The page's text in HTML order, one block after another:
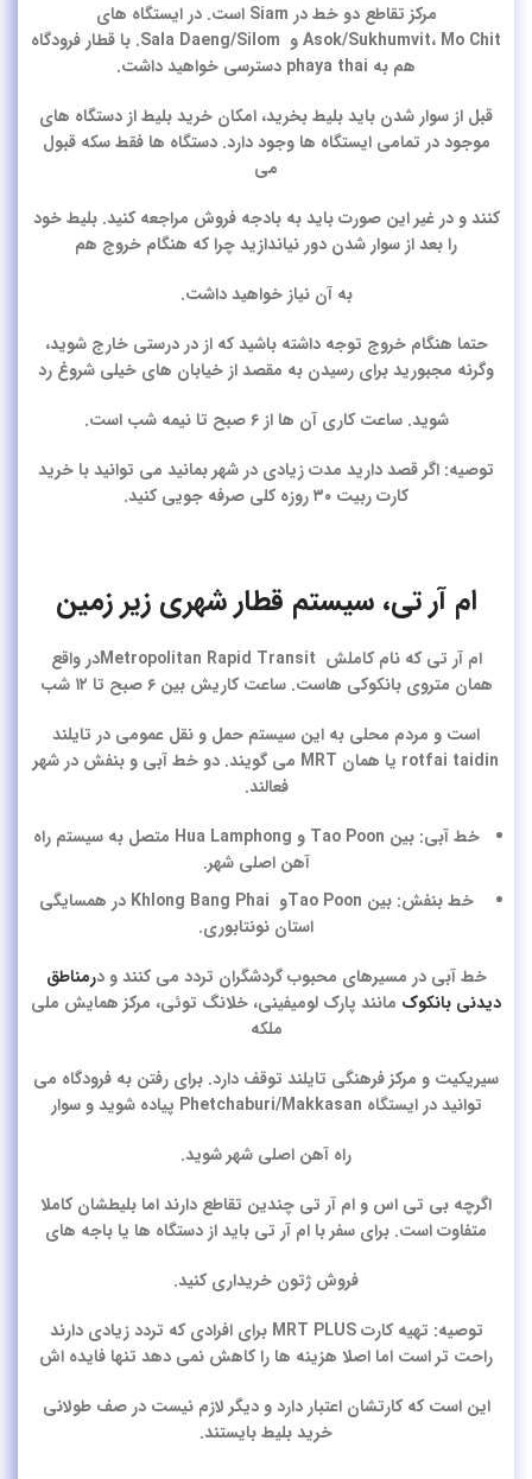
مرکز تقاطع دو خط در Siam‌ است. در ایستگاه های
Asok/Sukhumvit، Mo Chit و Sala Daeng/Silom. با قطار فرودگاه
هم به phaya thai‌ دسترسی خواهید داشت.
قبل از سوار شدن باید بلیط بخرید، امکان خرید بلیط از دستگاه های
موجود در تمامی ایستگاه ها وجود دارد. دستگاه ها فقط سکه قبول
می
کنند و در غیر این صورت باید به بادجه فروش مراجعه کنید.بلیط خود
را بعد از سوار شدن دور نیاندازیدچرا که هنگام خروج هم
به آن نیاز خواهید داشت.
حتما هنگام خروج توجه داشته باشید که از در درستی خارج شوید،
وگرنه مجبورید برای رسیدن به مقصد از خیابان های خیلی شروغ رد
شوید. ساعت کاری آن ها از ۶ صبح تا نیمه شب است.
توصیه: اگر قصد دارید مدت زیادی در شهر بمانید می توانید با خرید
کارت ربیت ۳۰ روزه کلی صرفه جویی کنید.
ام آر تی، سیستم قطار شهری زیر زمین
ام آر تی که نام کاملش Metropolitan Rapid Transitدر واقع
همان متروی بانکوکی هاست. ساعت کاریش بین ۶ صبح تا ۱۲ شب
است و مردم محلی به این سیستم حمل و نقل عمومی در تایلند
rotfai taidin یا همان MRT می گویند. دو خط آبی و بنفش در شهر
فعالند.
خط آبی: بین Tao Poon و Hua Lamphong متصل به سیستم راه
آهن اصلی شهر.
خط بنفش: بین Tao Poonو Khlong Bang Phai در همسایگی
استان نونتابوری.
خط آبی در مسیرهای محبوب گردشگران تردد می کنند و درمناطق
دیدنی بانکوک مانند پارک لومیفینی، خلانگ توئی، مرکز همایش ملی
ملکه
سیریکیت و مرکز فرهنگی تایلند توقف دارد. برای رفتن به فرودگاه می
توانید در ایستگاه Phetchaburi/Makkasan پیاده شوید و سوار
راه آهن اصلی شهر شوید.
اگرچه بی تی اس و ام آر تی چندین تقاطع دارند اما بلیطشان کاملا
متفاوت است. برای سفر با ام آر تی باید از دستگاه ها یا باجه های
فروش ژتون خریداری کنید.
توصیه:
تهیه کارت MRT PLUS برای افرادی که تردد زیادی دارند
راحت تر است اما اصلا هزینه ها را کاهش نمی دهد تنها فایده اش
این است که کارتشان اعتبار دارد و دیگر لازم نیست در صف طولانی
خرید بلیط بایستند.